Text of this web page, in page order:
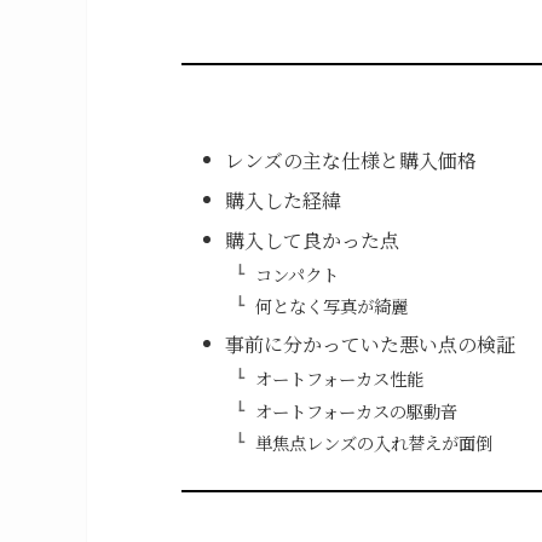
レンズの主な仕様と購入価格
購入した経緯
購入して良かった点
コンパクト
何となく写真が綺麗
事前に分かっていた悪い点の検証
オートフォーカス性能
オートフォーカスの駆動音
単焦点レンズの入れ替えが面倒